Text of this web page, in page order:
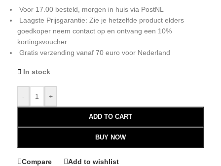
Voor 17.00 besteld, morgen in huis via PostNL
Laagste Prijsgarantie: Zie je hetzelfde product elders
goedkoper neem contact op en ontvang een 10%
kortingsvoucher
Gratis verzending vanaf 70 euro voor Nederland
In stock
- +
ADD TO CART
BUY NOW
Compare Add to wishlist